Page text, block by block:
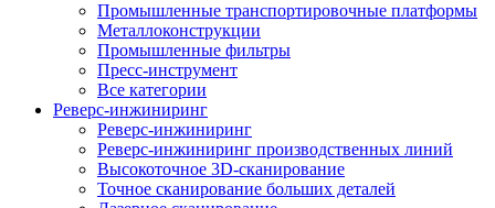
Промышленные транспортировочные платформы
Металлоконструкции
Промышленные фильтры
Пресс-инструмент
Все категории
Реверс-инжиниринг
Реверс-инжиниринг
Реверс-инжиниринг производственных линий
Высокоточное 3D-сканирование
Точное сканирование больших деталей